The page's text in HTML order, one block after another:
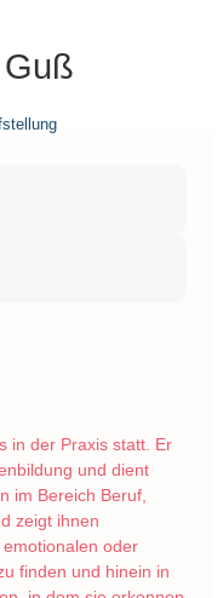
in der Praxis statt. Er
und dient
im Bereich Beruf,
zeigt ihnen
oder
finden und hinein in